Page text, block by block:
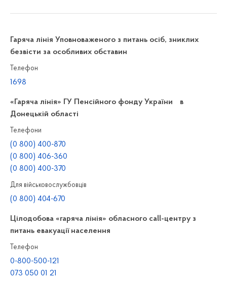
Гаряча лінія Уповноваженого з питань осіб, зниклих
безвісти за особливих обставин
Телефон
1698
«Гаряча лінія» ГУ Пенсійного фонду України в
Донецькій області
Телефони
(0 800) 400-870
(0 800) 406-360
(0 800) 400-370
Для військовослужбовців
(0 800) 404-670
Цілодобова «гаряча лінія» обласного call-центру з
питань евакуації населення
Телефон
0-800-500-121
073 050 01 21